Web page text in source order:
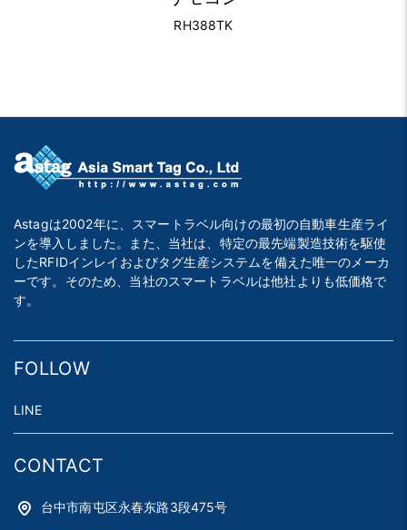
RH388TK
Astagは2002年に、スマートラベル向けの最初の自動車生産ライ
ンを導入しました。また、当社は、特定の最先端製造技術を駆使
したRFIDインレイおよびタグ生産システムを備えた唯一のメーカ
ーです。そのため、当社のスマートラベルは他社よりも低価格で
す。
FOLLOW
LINE
CONTACT
台中市南屯区永春东路3段475号